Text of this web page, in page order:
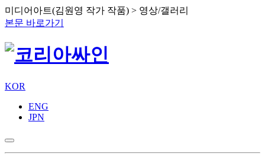
미디어아트(김원영 작가 작품) > 영상/갤러리
본문 바로가기
KOR
ENG
JPN